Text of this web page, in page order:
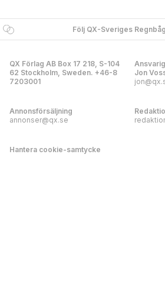
Följ QX-Sveriges
QX Förlag AB Box 17 218, S-104
62 Stockholm, Sweden. +46-8
7203001
Jon
Annonsförsäljning
annonser@qx.se
Hantera cookie-samtycke